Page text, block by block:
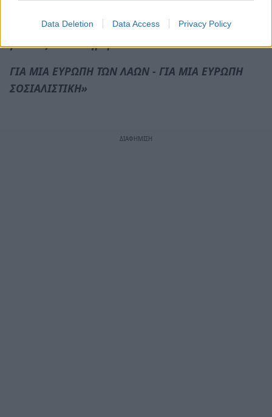
Data Deletion Data Access Privacy Policy
απάντησής του απέναντι στις πολιτικές που τον
γονατίζουν καθημερινά.
ΓΙΑ ΜΙΑ ΕΥΡΩΠΗ ΤΩΝ ΛΑΩΝ - ΓΙΑ ΜΙΑ ΕΥΡΩΠΗ
ΣΟΣΙΑΛΙΣΤΙΚΗ»